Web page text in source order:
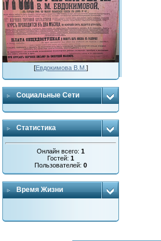
[Евдокимова В.М. ]
Социальные Сети
Статистика
Онлайн всего:1
Гостей:1
Пользователей:0
Время Жизни